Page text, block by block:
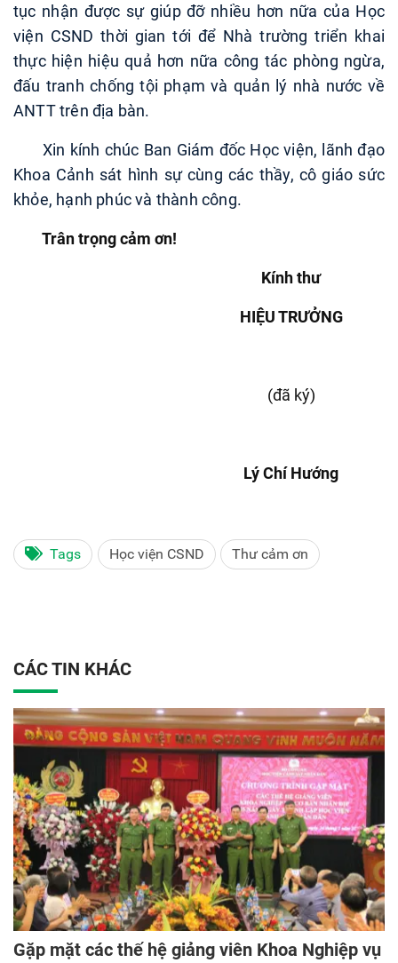
tục nhận được sự giúp đỡ nhiều hơn nữa của Học
viện CSND thời gian tới để Nhà trường triển khai
thực hiện hiệu quả hơn nữa công tác phòng ngừa,
đấu tranh chống tội phạm và quản lý nhà nước về
ANTT trên địa bàn.
Xin kính chúc Ban Giám đốc Học viện, lãnh đạo
Khoa Cảnh sát hình sự cùng các thầy, cô giáo sức
khỏe, hạnh phúc và thành công.
Trân trọng cảm ơn!
Kính thư
HIỆU TRƯỞNG
(đã ký)
Lý Chí Hướng
Tags Học viện CSND Thư cảm ơn
CÁC TIN KHÁC
Gặp mặt các thế hệ giảng viên Khoa Nghiệp vụ